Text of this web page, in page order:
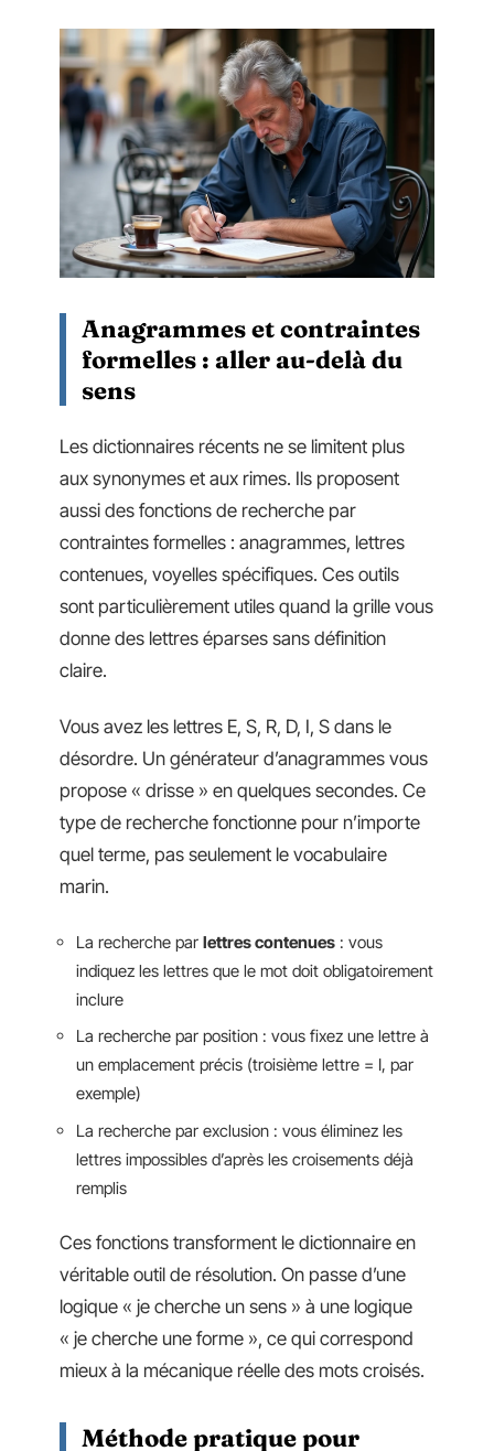
Anagrammes et contraintes
formelles : aller au-delà du
sens
Les dictionnaires récents ne se limitent plus
aux synonymes et aux rimes. Ils proposent
aussi des fonctions de recherche par
contraintes formelles : anagrammes, lettres
contenues, voyelles spécifiques. Ces outils
sont particulièrement utiles quand la grille vous
donne des lettres éparses sans définition
claire.
Vous avez les lettres E, S, R, D, I, S dans le
désordre. Un générateur d’anagrammes vous
propose « drisse » en quelques secondes. Ce
type de recherche fonctionne pour n’importe
quel terme, pas seulement le vocabulaire
marin.
La recherche par lettres contenues : vous
indiquez les lettres que le mot doit obligatoirement
inclure
La recherche par position : vous fixez une lettre à
un emplacement précis (troisième lettre = I, par
exemple)
La recherche par exclusion : vous éliminez les
lettres impossibles d’après les croisements déjà
remplis
Ces fonctions transforment le dictionnaire en
véritable outil de résolution. On passe d’une
logique « je cherche un sens » à une logique
« je cherche une forme », ce qui correspond
mieux à la mécanique réelle des mots croisés.
Méthode pratique pour